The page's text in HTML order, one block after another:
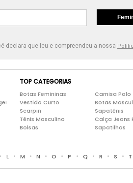
declara que leu e compreendeu a nossa
TOP CATEGORIAS
Botas Femininas
Vestido Curto
Scarpin
Tênis Masculino
Bolsas
Camisa Polo
Botas
Sapatênis
Calça Jeans
Sapatilhas
• L • M • N • O • P • Q • R • S • T